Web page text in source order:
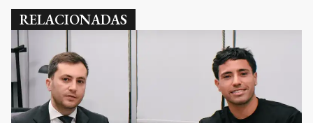
RELACIONADAS